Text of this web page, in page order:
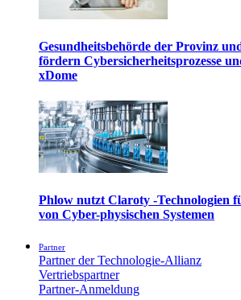
Gesundheitsbehörde der Provinz
fördern Cybersicherheitsprozesse
xDome
Phlow nutzt Claroty -Technologien
von Cyber-physischen Systemen
Partner
Partner der Technologie-Allianz
Vertriebspartner
Partner-Anmeldung